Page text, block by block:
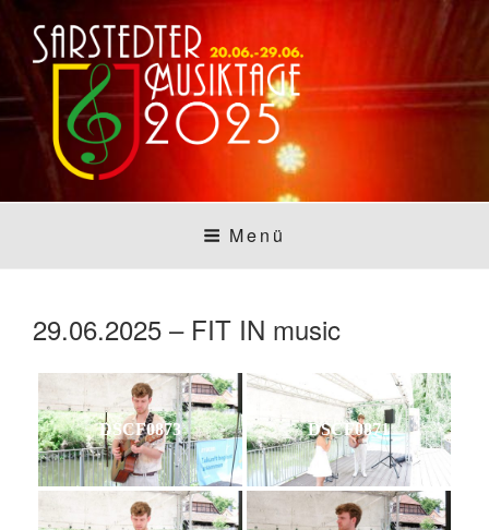
Zum
Inhalt
springen
SARSTEDTER
MUSIKTAGE
Sarstedt macht Musik
Menü
29.06.2025 – FIT IN music
DSCF0873 DSCF0871